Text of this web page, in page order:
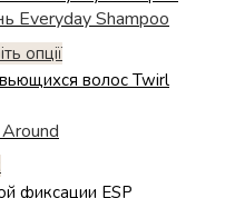
вибрати
на
сторінці
товару
Everyday Shampoo
опціїЦей
товар
Параметри